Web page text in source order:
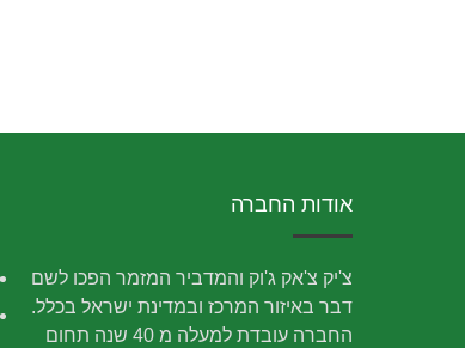
אודות החברה
צ'יק צ'אק ג'וק והמדביר המזמר הפכו לשם
דבר באיזור המרכז ובמדינת ישראל בכלל.
החברה עובדת למעלה מ 40 שנה תחום